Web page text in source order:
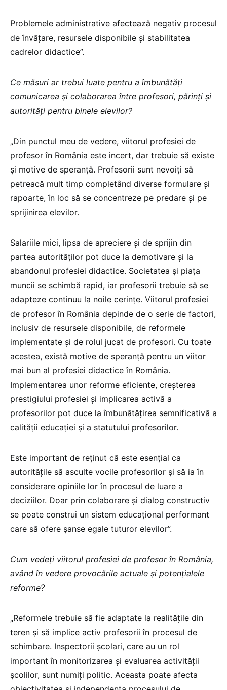
Problemele administrative afectează negativ procesul
de învățare, resursele disponibile și stabilitatea
cadrelor didactice”.
Ce măsuri ar trebui luate pentru a îmbunătăți
comunicarea și colaborarea între profesori, părinți și
autorități pentru binele elevilor?
„Din punctul meu de vedere, viitorul profesiei de
profesor în România este incert, dar trebuie să existe
și motive de speranță. Profesorii sunt nevoiți să
petreacă mult timp completând diverse formulare și
rapoarte, în loc să se concentreze pe predare și pe
sprijinirea elevilor.
Salariile mici, lipsa de apreciere și de sprijin din
partea autorităților pot duce la demotivare și la
abandonul profesiei didactice. Societatea și piața
muncii se schimbă rapid, iar profesorii trebuie să se
adapteze continuu la noile cerințe. Viitorul profesiei
de profesor în România depinde de o serie de factori,
inclusiv de resursele disponibile, de reformele
implementate și de rolul jucat de profesori. Cu toate
acestea, există motive de speranță pentru un viitor
mai bun al profesiei didactice în România.
Implementarea unor reforme eficiente, creșterea
prestigiului profesiei și implicarea activă a
profesorilor pot duce la îmbunătățirea semnificativă a
calității educației și a statutului profesorilor.
Este important de reținut că este esențial ca
autoritățile să asculte vocile profesorilor și să ia în
considerare opiniile lor în procesul de luare a
deciziilor. Doar prin colaborare și dialog constructiv
se poate construi un sistem educațional performant
care să ofere șanse egale tuturor elevilor”.
Cum vedeți viitorul profesiei de profesor în România,
având în vedere provocările actuale și potențialele
reforme?
„Reformele trebuie să fie adaptate la realitățile din
teren și să implice activ profesorii în procesul de
schimbare. Inspectorii școlari, care au un rol
important în monitorizarea și evaluarea activității
școlilor, sunt numiți politic. Aceasta poate afecta